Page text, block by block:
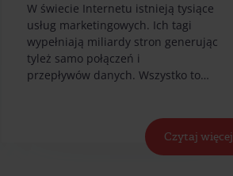
W świecie Internetu istnieją tysiące
usług marketingowych. Ich tagi
wypełniają miliardy stron generując
tyleż samo połączeń i
przepływów danych. Wszystko to…
Czytaj więcej